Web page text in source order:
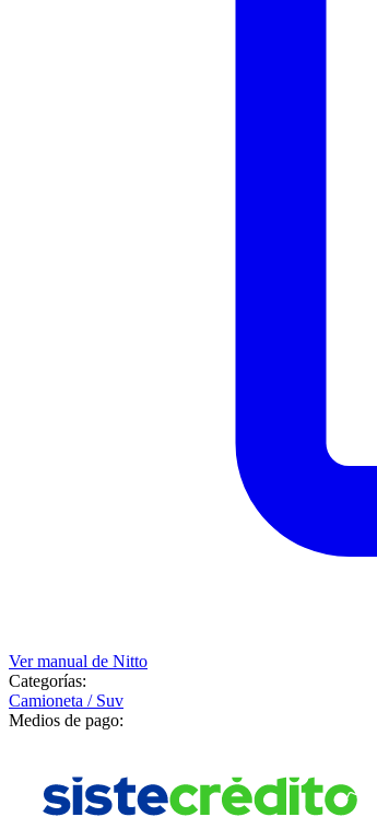
Ver manual de Nitto
Categorías:
Camioneta / Suv
Medios de pago: